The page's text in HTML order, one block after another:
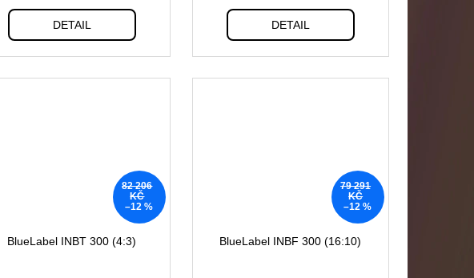
DETAIL DETAIL
82 206
KČ
–12 %
BlueLabel INBT 300 (4:3)
79 291
KČ
–12 %
BlueLabel INBF 300 (16:10)